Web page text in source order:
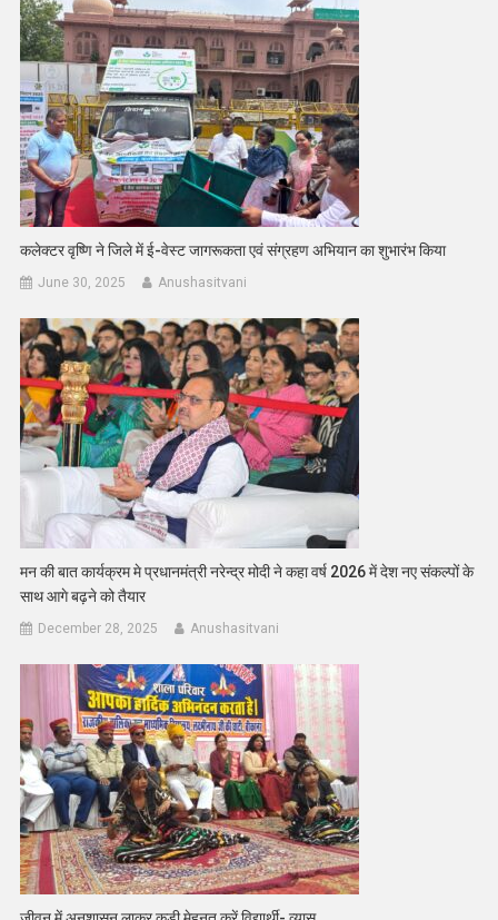
कलेक्टर वृष्णि ने जिले में ई-वेस्ट जागरूकता एवं संग्रहण अभियान का शुभारंभ किया
June 30, 2025 Anushasitvani
मन की बात कार्यक्रम मे प्रधानमंत्री नरेन्द्र मोदी ने कहा वर्ष 2026 में देश नए संकल्पों के
साथ आगे बढ़ने को तैयार
December 28, 2025 Anushasitvani